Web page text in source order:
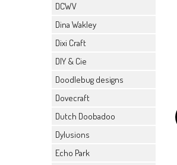
DCWV
Dina Wakley
Dixi Craft
DIY & Cie
Doodlebug designs
Dovecraft
Dutch Doobadoo
Dylusions
Echo Park